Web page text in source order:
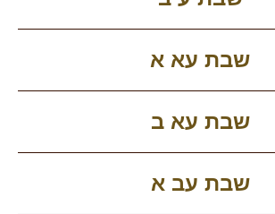
שבת עא א
שבת עא ב
שבת עב א